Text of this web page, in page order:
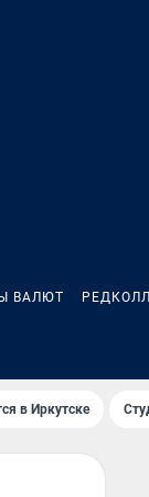
ВАЛЮТ
в Иркутске